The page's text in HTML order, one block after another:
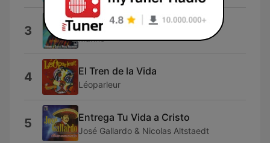
3 Hemos Orado
Marino
4 El Tren de la Vida
Léoparleur
5 Entrega Tu Vida a Cristo
José Gallardo & Nicolas Altstaedt